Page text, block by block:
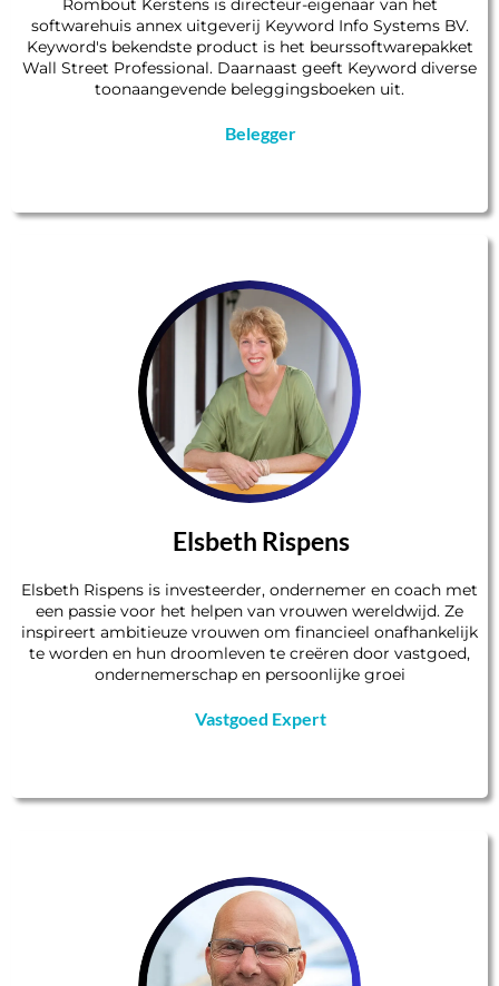
Rombout Kerstens is directeur-eigenaar van het
softwarehuis annex uitgeverij Keyword Info Systems BV.
Keyword's bekendste product is het beurssoftwarepakket
Wall Street Professional. Daarnaast geeft Keyword diverse
toonaangevende beleggingsboeken uit.
Belegger
Elsbeth Rispens
Elsbeth Rispens is investeerder, ondernemer en coach met
een passie voor het helpen van vrouwen wereldwijd. Ze
inspireert ambitieuze vrouwen om financieel onafhankelijk
te worden en hun droomleven te creëren door vastgoed,
ondernemerschap en persoonlijke groei
Vastgoed Expert